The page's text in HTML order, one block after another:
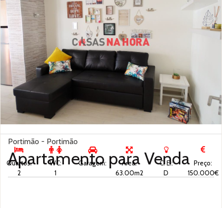
Portimão - Portimão
Apartamento paraVenda
Quartos:
2
WC:
1
Garagem:
Área:
63.00m2
C. E.:
D
Preço:
150.000€